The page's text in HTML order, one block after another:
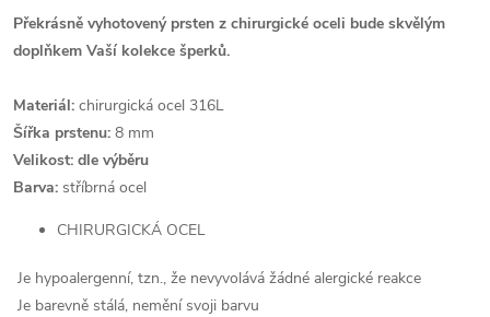
Překrásně vyhotovený prsten z chirurgické oceli bude skvělým
doplňkem Vaší kolekce šperků.
Materiál: chirurgická ocel 316L
Šířka prstenu: 8 mm
Velikost: dle výběru
Barva: stříbrná ocel
CHIRURGICKÁ OCEL
Je hypoalergenní, tzn., že nevyvolává žádné alergické reakce
Je barevně stálá, nemění svoji barvu